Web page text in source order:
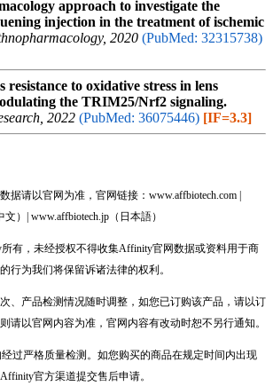
approach to investigate the
injection in the treatment of ischemic
2020 (PubMed: 32315738)
resistance to oxidative stress in lens
the TRIM25/Nrf2 signaling.
2022 (PubMed: 36075446) [IF=3.3]
据请以官网为准，官网链接：www.affbiotech.com |
）| www.affbiotech.jp（日本語）
有，未经授权不得收集Affinity官网数据或资料用于商
行为我们将保留诉诸法律的权利。
、产品检测情况随时调整，如您已订购该产品，请以订
请以官网内容为准，官网内容有改动时恕不另行通知。
过严格质量检测。如您购买的商品在规定时间内出现
官方渠道提交售后申请。